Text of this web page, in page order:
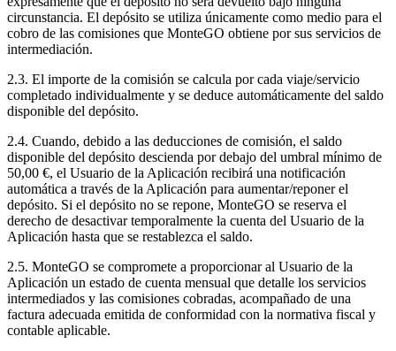
circunstancia. El depósito se utiliza únicamente como medio para el
cobro de las comisiones que MonteGO obtiene por sus servicios de
intermediación.
2.3. El importe de la comisión se calcula por cada viaje/servicio
completado individualmente y se deduce automáticamente del saldo
disponible del depósito.
2.4. Cuando, debido a las deducciones de comisión, el saldo
disponible del depósito descienda por debajo del umbral mínimo de
50,00 €, el Usuario de la Aplicación recibirá una notificación
automática a través de la Aplicación para aumentar/reponer el
depósito. Si el depósito no se repone, MonteGO se reserva el
derecho de desactivar temporalmente la cuenta del Usuario de la
Aplicación hasta que se restablezca el saldo.
2.5. MonteGO se compromete a proporcionar al Usuario de la
Aplicación un estado de cuenta mensual que detalle los servicios
intermediados y las comisiones cobradas, acompañado de una
factura adecuada emitida de conformidad con la normativa fiscal y
contable aplicable.